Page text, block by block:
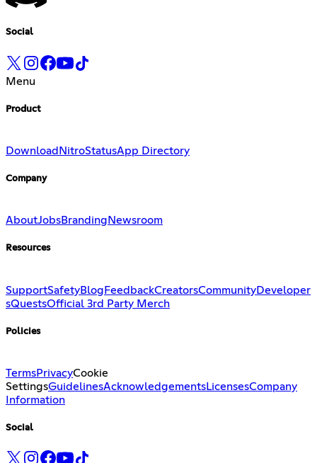
Social
Menu
Product
Download NitroStatusApp Directory
Company
AboutJobsBranding Newsroom
Resources
SupportSafetyBlogFeedbackCreatorsCommunityDeveloper
sQuestsOfficial 3rd Party Merch
Policies
TermsPrivacyCookie
SettingsGuidelinesAcknowledgementsLicensesCompany
Information
Social